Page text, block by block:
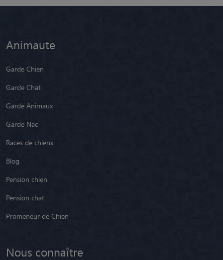
Animaute
Garde Chien
Garde Chat
Garde Animaux
Garde Nac
Races de chiens
Blog
Pension chien
Pension chat
Promeneur de Chien
Nous connaître